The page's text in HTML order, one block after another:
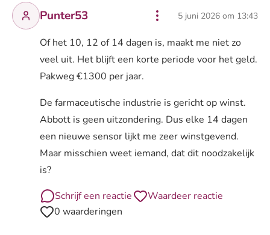
Punter53 5 juni 2026 om 13:43
Of het 10, 12 of 14 dagen is, maakt me niet zo
veel uit. Het blijft een korte periode voor het geld.
Pakweg €1300 per jaar.
De farmaceutische industrie is gericht op winst.
Abbott is geen uitzondering. Dus elke 14 dagen
een nieuwe sensor lijkt me zeer winstgevend.
Maar misschien weet iemand, dat dit noodzakelijk
is?
Schrijf een reactie
Waardeer reactie
0 waarderingen